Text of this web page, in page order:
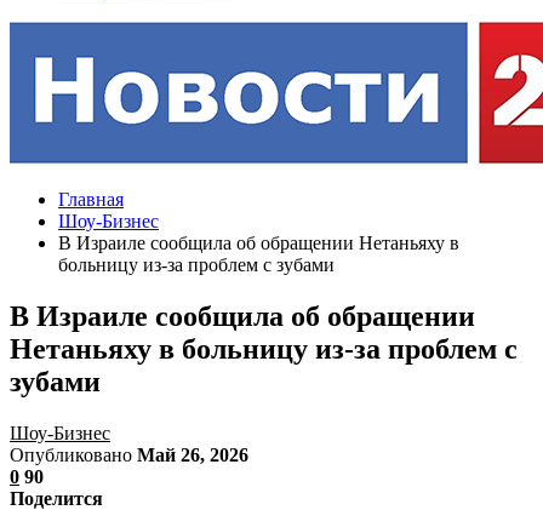
Главная
Шоу-Бизнес
В Израиле сообщила об обращении Нетаньяху в
больницу из-за проблем с зубами
В Израиле сообщила об обращении
Нетаньяху в больницу из-за проблем с
зубами
Шоу-Бизнес
Опубликовано Май 26, 2026
0 90
Поделится